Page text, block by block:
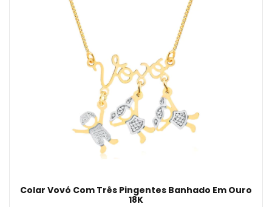
Colar Vovó Com Três Pingentes Banhado Em Ouro
18K